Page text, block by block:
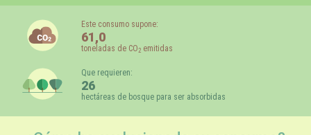
Este consumo supone:
61,0
toneladas de CO2emitidas
Que requieren:
26
hectáreas de bosque para ser absorbidas